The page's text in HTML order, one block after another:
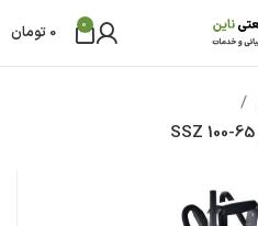
0
0 تومان